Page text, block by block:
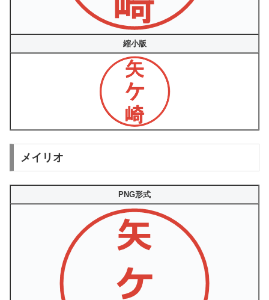
縮小版
メイリオ
PNG形式